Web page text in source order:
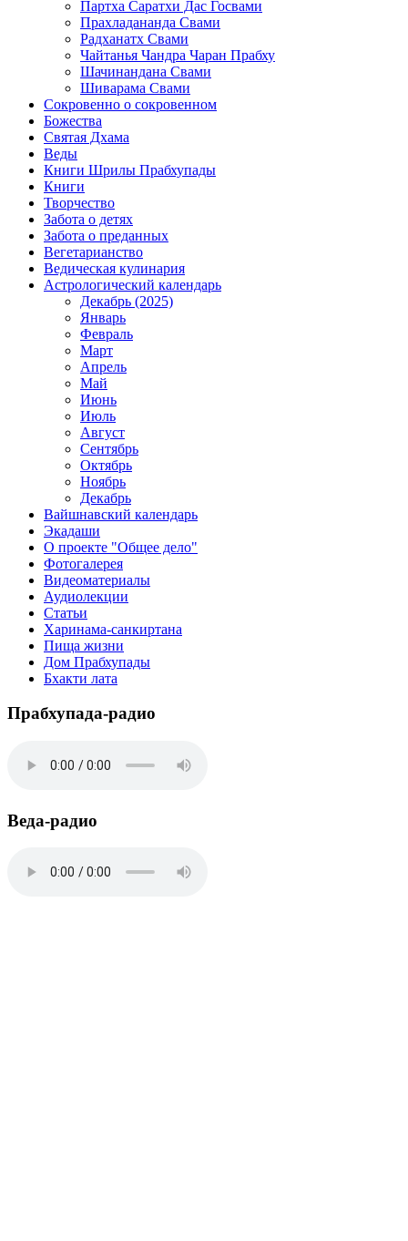
Партха Саратхи Дас Госвами
Прахладананда Свами
Радханатх Свами
Чайтанья Чандра Чаран Прабху
Шачинандана Свами
Шиварама Свами
Сокровенно о сокровенном
Божества
Святая Дхама
Веды
Книги Шрилы Прабхупады
Книги
Творчество
Забота о детях
Забота о преданных
Вегетарианство
Ведическая кулинария
Астрологический календарь
Декабрь (2025)
Январь
Февраль
Март
Апрель
Май
Июнь
Июль
Август
Сентябрь
Октябрь
Ноябрь
Декабрь
Вайшнавский календарь
Экадаши
О проекте "Общее дело"
Фотогалерея
Видеоматериалы
Аудиолекции
Статьи
Харинама-санкиртана
Пища жизни
Дом Прабхупады
Бхакти лата
Прабхупада-радио
Веда-радио